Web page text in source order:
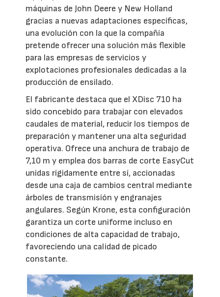
máquinas de John Deere y New Holland
gracias a nuevas adaptaciones específicas,
una evolución con la que la compañía
pretende ofrecer una solución más flexible
para las empresas de servicios y
explotaciones profesionales dedicadas a la
producción de ensilado.
El fabricante destaca que el XDisc 710 ha
sido concebido para trabajar con elevados
caudales de material, reducir los tiempos de
preparación y mantener una alta seguridad
operativa. Ofrece una anchura de trabajo de
7,10 m y emplea dos barras de corte EasyCut
unidas rígidamente entre sí, accionadas
desde una caja de cambios central mediante
árboles de transmisión y engranajes
angulares. Según Krone, esta configuración
garantiza un corte uniforme incluso en
condiciones de alta capacidad de trabajo,
favoreciendo una calidad de picado
constante.